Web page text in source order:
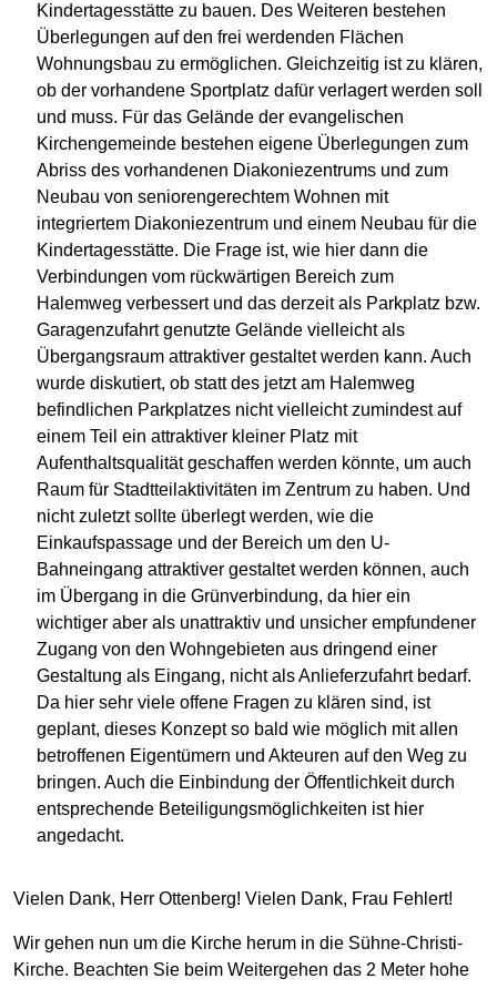
Kindertagesstätte zu bauen. Des Weiteren bestehen
Überlegungen auf den frei werdenden Flächen
Wohnungsbau zu ermöglichen. Gleichzeitig ist zu klären,
ob der vorhandene Sportplatz dafür verlagert werden soll
und muss. Für das Gelände der evangelischen
Kirchengemeinde bestehen eigene Überlegungen zum
Abriss des vorhandenen Diakoniezentrums und zum
Neubau von seniorengerechtem Wohnen mit
integriertem Diakoniezentrum und einem Neubau für die
Kindertagesstätte. Die Frage ist, wie hier dann die
Verbindungen vom rückwärtigen Bereich zum
Halemweg verbessert und das derzeit als Parkplatz bzw.
Garagenzufahrt genutzte Gelände vielleicht als
Übergangsraum attraktiver gestaltet werden kann. Auch
wurde diskutiert, ob statt des jetzt am Halemweg
befindlichen Parkplatzes nicht vielleicht zumindest auf
einem Teil ein attraktiver kleiner Platz mit
Aufenthaltsqualität geschaffen werden könnte, um auch
Raum für Stadtteilaktivitäten im Zentrum zu haben. Und
nicht zuletzt sollte überlegt werden, wie die
Einkaufspassage und der Bereich um den U-
Bahneingang attraktiver gestaltet werden können, auch
im Übergang in die Grünverbindung, da hier ein
wichtiger aber als unattraktiv und unsicher empfundener
Zugang von den Wohngebieten aus dringend einer
Gestaltung als Eingang, nicht als Anlieferzufahrt bedarf.
Da hier sehr viele offene Fragen zu klären sind, ist
geplant, dieses Konzept so bald wie möglich mit allen
betroffenen Eigentümern und Akteuren auf den Weg zu
bringen. Auch die Einbindung der Öffentlichkeit durch
entsprechende Beteiligungsmöglichkeiten ist hier
angedacht.
Vielen Dank, Herr Ottenberg! Vielen Dank, Frau Fehlert!
Wir gehen nun um die Kirche herum in die Sühne-Christi-
Kirche. Beachten Sie beim Weitergehen das 2 Meter hohe